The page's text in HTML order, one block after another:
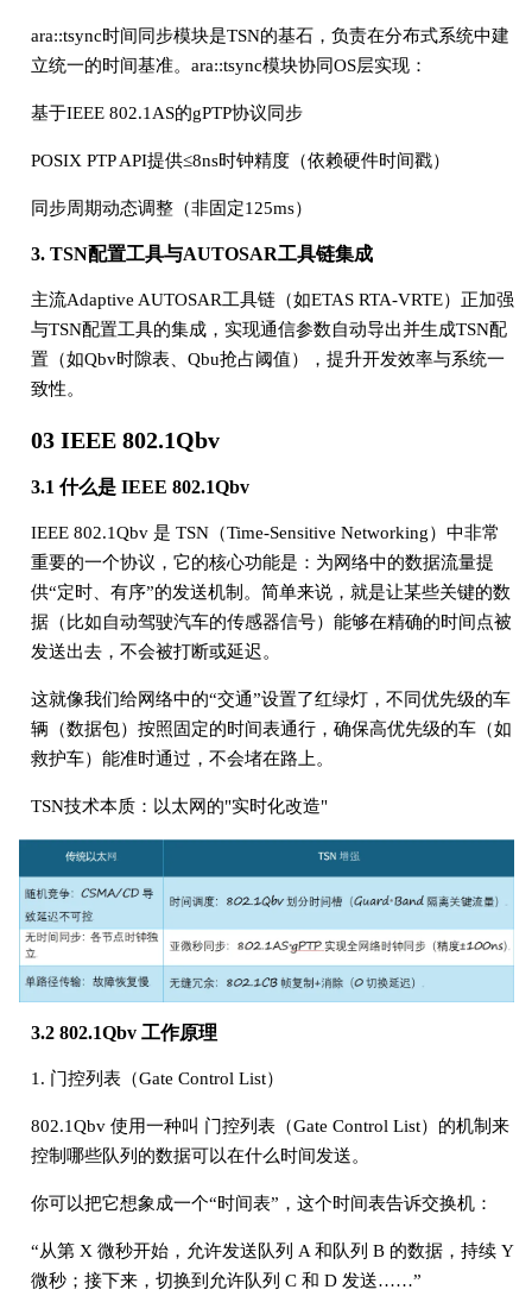
ara::tsync时间同步模块是TSN的基石，负责在分布式系统中建
立统一的时间基准。ara::tsync模块协同OS层实现：
基于IEEE 802.1AS的gPTP协议同步
POSIX PTP API提供≤8ns时钟精度（依赖硬件时间戳）
同步周期动态调整（非固定125ms）
3. TSN配置工具与AUTOSAR工具链集成
主流Adaptive AUTOSAR工具链（如ETAS RTA-VRTE）正加强
与TSN配置工具的集成，实现通信参数自动导出并生成TSN配
置（如Qbv时隙表、Qbu抢占阈值），提升开发效率与系统一
致性。
03 IEEE 802.1Qbv
3.1 什么是 IEEE 802.1Qbv
IEEE 802.1Qbv 是 TSN（Time-Sensitive Networking）中非常
重要的一个协议，它的核心功能是：为网络中的数据流量提
供“定时、有序”的发送机制。简单来说，就是让某些关键的数
据（比如自动驾驶汽车的传感器信号）能够在精确的时间点被
发送出去，不会被打断或延迟。
这就像我们给网络中的“交通”设置了红绿灯，不同优先级的车
辆（数据包）按照固定的时间表通行，确保高优先级的车（如
救护车）能准时通过，不会堵在路上。
TSN技术本质：以太网的"实时化改造"
3.2 802.1Qbv 工作原理
1. 门控列表（Gate Control List）
802.1Qbv 使用一种叫 门控列表（Gate Control List）的机制来
控制哪些队列的数据可以在什么时间发送。
你可以把它想象成一个“时间表”，这个时间表告诉交换机：
“从第 X 微秒开始，允许发送队列 A 和队列 B 的数据，持续 Y
微秒；接下来，切换到允许队列 C 和 D 发送……”